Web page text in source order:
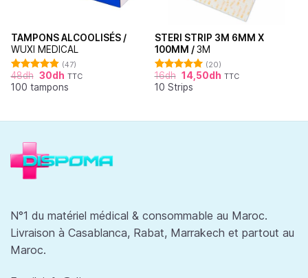
TAMPONS ALCOOLISÉS /
WUXI MEDICAL
Note 4.87
sur 5
(47)
48dh 30dh TTC
100 tampons
STERI STRIP 3M 6MM X
100MM /3M
Note
4.95
sur 5
(20)
16dh 14,50dh TTC
10 Strips
N°1 du matériel médical & consommable au Maroc.
Livraison à Casablanca, Rabat, Marrakech et partout au
Maroc.